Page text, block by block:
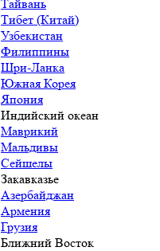
Тайвань
Тибет (Китай)
Узбекистан
Филиппины
Шри-Ланка
Южная Корея
Япония
Индийский океан
Маврикий
Мальдивы
Сейшелы
Закавказье
Азербайджан
Армения
Грузия
Ближний Восток